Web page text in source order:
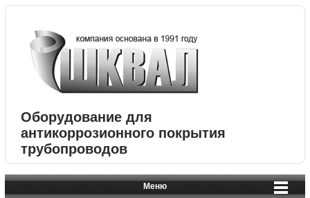
Оборудование для
антикоррозионного покрытия
трубопроводов
Меню